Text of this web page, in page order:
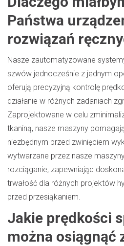
Państwa
rozwiązań
Nasze zautomatyzowane
szwów jednocześnie z jednym
oferują precyzyjną kontrolę
działanie w różnych zadaniach
Zaprojektowane w celu
tkaniną, nasze maszyny
niezbędnym przed zwinięciem
wytwarzane przez nasze
rozciąganie, zapewniając
trwałość dla różnych projektów
przed przesiąkaniem.
Jakie prędkości
można osiągnąć